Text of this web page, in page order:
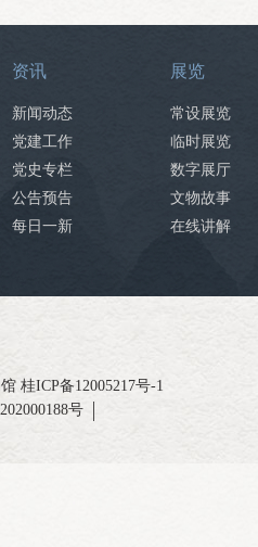
资讯
新闻动态
党建工作
党史专栏
公告预告
每日一新
展览
常设展览
临时展览
数字展厅
文物故事
在线讲解
桂ICP备12005217号-1
号